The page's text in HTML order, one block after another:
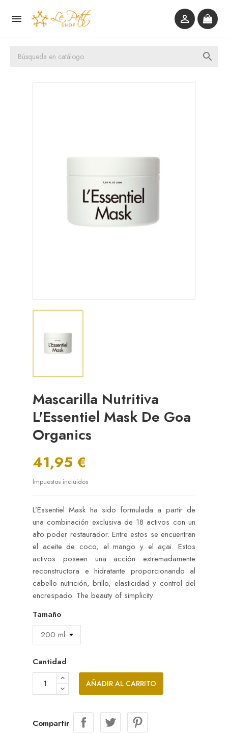
 

Mascarilla Nutritiva
L'Essentiel Mask De Goa
Organics
41,95 €
Impuestos incluidos
L’Essentiel Mask ha sido formulada a partir de
una combinación exclusiva de 18 activos con un
alto poder restaurador. Entre estos se encuentran
el aceite de coco, el mango y el açai. Estos
activos poseen una acción extremadamente
reconstructora e hidratante proporcionando al
cabello nutrición, brillo, elasticidad y control del
encrespado. The beauty of simplicity.
Tamaño
Cantidad
AÑADIR AL CARRITO
Compartir